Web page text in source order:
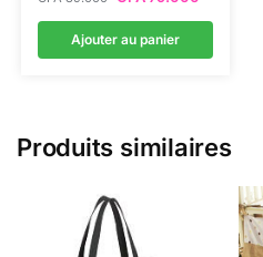
Ajouter au panier
Produits similaires